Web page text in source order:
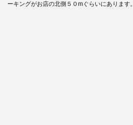
ーキングがお店の北側５０mぐらいにあります。